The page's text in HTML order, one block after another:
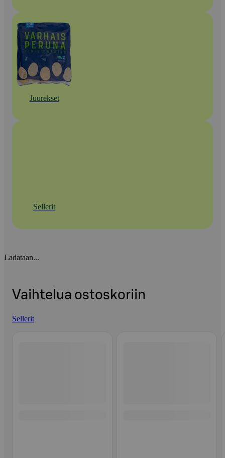
Juurekset
Sellerit
Ladataan...
Vaihtelua ostoskoriin
Sellerit